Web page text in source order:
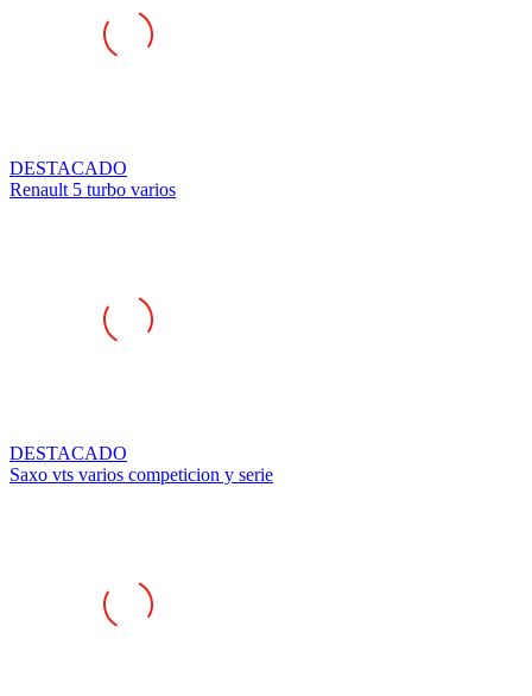
DESTACADO
Renault 5 turbo varios
DESTACADO
Saxo vts varios competicion y serie